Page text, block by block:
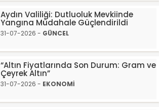
Aydın Valiliği: Dutluoluk Mevkiinde
Yangına Müdahale Güçlendirildi
31-07-2026 - GÜNCEL
“Altın Fiyatlarında Son Durum: Gram ve
Çeyrek Altın”
31-07-2026 - EKONOMİ